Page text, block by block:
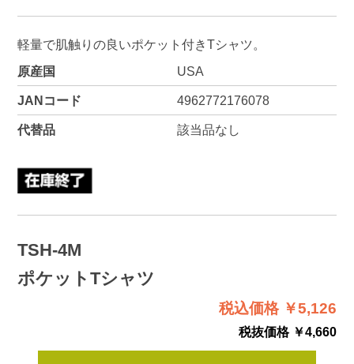
軽量で肌触りの良いポケット付きTシャツ。
原産国
USA
JANコード 4962772176078
代替品 該当品なし
TSH-4M
ポケットTシャツ
税込価格 ￥5,126
税抜価格 ￥4,660